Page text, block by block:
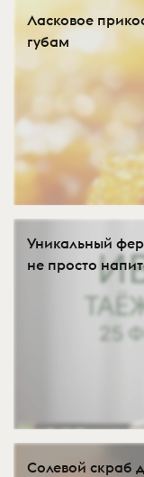
Ласковое
губам
Уникальный
не просто
Солевой скраб